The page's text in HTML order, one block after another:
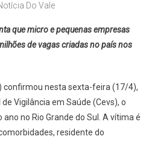
Do Vale
que micro e pequenas empresas
de vagas criadas no país nos
confirmou nesta sexta-feira (17/4),
Vigilância em Saúde (Cevs), o
no Rio Grande do Sul. A vítima é
residente do